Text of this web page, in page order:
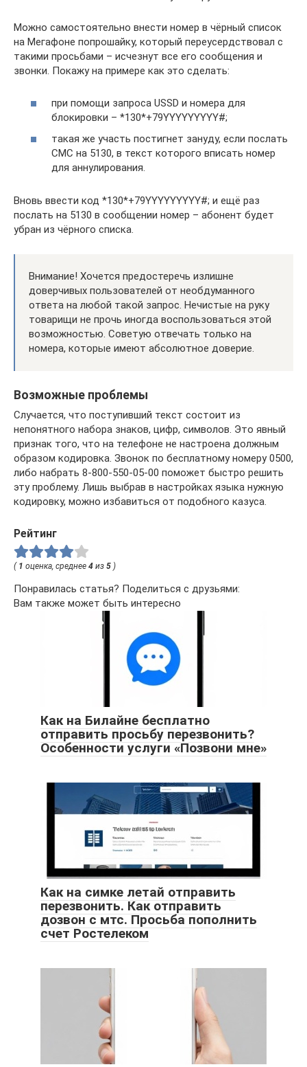
Можно самостоятельно внести номер в чёрный список
на Мегафоне попрошайку, который переусердствовал с
такими просьбами – исчезнут все его сообщения и
звонки. Покажу на примере как это сделать:
при помощи запроса USSD и номера для
блокировки – *130*+79YYYYYYYYY#;
такая же участь постигнет зануду, если послать
СМС на 5130, в текст которого вписать номер
для аннулирования.
Вновь ввести код *130*+79YYYYYYYYY#; и ещё раз
послать на 5130 в сообщении номер – абонент будет
убран из чёрного списка.
Внимание! Хочется предостеречь излишне
доверчивых пользователей от необдуманного
ответа на любой такой запрос. Нечистые на руку
товарищи не прочь иногда воспользоваться этой
возможностью. Советую отвечать только на
номера, которые имеют абсолютное доверие.
Возможные проблемы
Случается, что поступивший текст состоит из
непонятного набора знаков, цифр, символов. Это явный
признак того, что на телефоне не настроена должным
образом кодировка. Звонок по бесплатному номеру 0500,
либо набрать 8-800-550-05-00 поможет быстро решить
эту проблему. Лишь выбрав в настройках языка нужную
кодировку, можно избавиться от подобного казуса.
Рейтинг
( 1 оценка, среднее 4 из 5 )
Понравилась статья? Поделиться с друзьями:
Вам также может быть интересно
Как на Билайне бесплатно
отправить просьбу перезвонить?
Особенности услуги «Позвони мне»
Как на симке летай отправить
перезвонить. Как отправить
дозвон с мтс. ​Просьба пополнить
счет Ростелеком